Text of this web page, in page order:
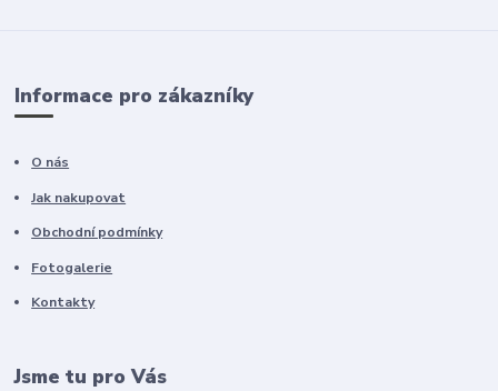
Informace pro zákazníky
O nás
Jak nakupovat
Obchodní podmínky
Fotogalerie
Kontakty
Jsme tu pro Vás